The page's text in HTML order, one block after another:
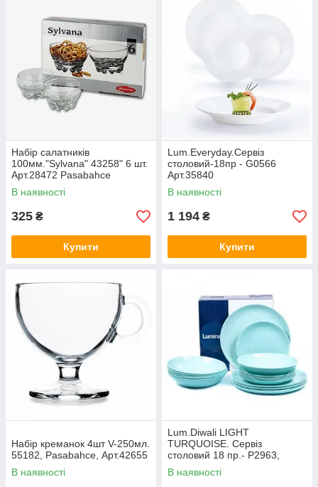
Набір салатників
100мм."Sylvana" 43258" 6 шт.
Арт.28472 Pasabahce
В наявності
325 ₴
Купити
Lum.Everyday.Сервіз
столовий-18пр - G0566
Арт.35840
В наявності
1 194 ₴
Купити
Набір креманок 4шт V-250мл.
55182, Pasabahce, Арт.42655
В наявності
Lum.Diwali LIGHT
TURQUOISE. Сервіз
столовий 18 пр.- P2963,
Склокераміка, Luminarc,
Арт.43793
В наявності